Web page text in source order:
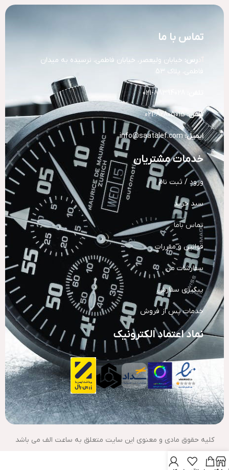
تماس با ما
رس: خیابان ولیعصر، خیابان فاطمی، نرسیده به میدان
فاطمی، پلاک 53
تلفن:82805015-021
ایمیل: info@saatalef.com
خدمات مشتریان
ورود / ثبت نام
سبد خرید
تماس باما
قوانین و مقررات
سفارشات من
پیگیری سفارش
خدمات پس از فروش
نماد اعتماد الکترونیک
کلیه حقوق مادی و معنوی این سایت متعلق به ساعت الف می باشد